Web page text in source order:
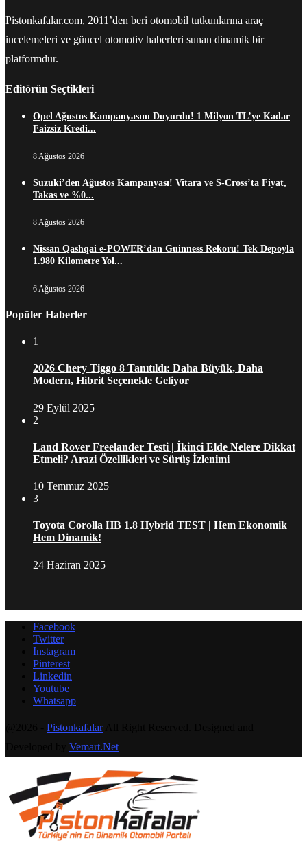
Pistonkafalar.com, 2011’den beri otomobil tutkunlarına araç
incelemeleri ve güncel otomotiv haberleri sunan dinamik bir
platformdur.
Editörün Seçtikleri
Opel Ağustos Kampanyasını Duyurdu! 1 Milyon TL’ye Kadar
Faizsiz Kredi...
8 Ağustos 2026
Suzuki’den Ağustos Kampanyası! Vitara ve S-Cross’ta Fiyat,
Takas ve %0...
8 Ağustos 2026
Nissan Qashqai e-POWER’dan Guinness Rekoru! Tek Depoyla
1.980 Kilometre Yol...
6 Ağustos 2026
Popüler Haberler
1
2026 Chery Tiggo 8 Tanıtıldı: Daha Büyük, Daha
Modern, Hibrit Seçenekle Geliyor
29 Eylül 2025
2
Land Rover Freelander Testi | İkinci Elde Nelere Dikkat
Etmeli? Arazi Özellikleri ve Sürüş İzlenimi
10 Temmuz 2025
3
Toyota Corolla HB 1.8 Hybrid TEST | Hem Ekonomik
Hem Dinamik!
24 Haziran 2025
Facebook
Twitter
Instagram
Pinterest
Linkedin
Youtube
Whatsapp
PistonkafalarAll Right Reserved. Designed and
Vemart.Net